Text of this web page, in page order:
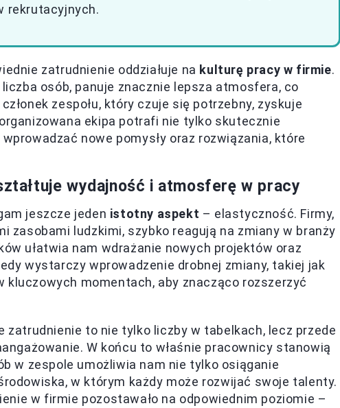
rekrutacyjnych.
zatrudnienie oddziałuje na kulturę pracy w firmie.
osób, panuje znacznie lepsza atmosfera, co
zespołu, który czuje się potrzebny, zyskuje
ekipa potrafi nie tylko skutecznie
nowe pomysły oraz rozwiązania, które
wydajność i atmosferę w pracy
jeszcze jeden istotny aspekt – elastyczność. Firmy,
ludzkimi, szybko reagują na zmiany w branży
ułatwia nam wdrażanie nowych projektów oraz
wystarczy wprowadzenie drobnej zmiany, takiej jak
kluczowych momentach, aby znacząco rozszerzyć
zatrudnienie to nie tylko liczby w tabelkach, lecz przede
W końcu to właśnie pracownicy stanowią
w zespole umożliwia nam nie tylko osiąganie
w którym każdy może rozwijać swoje talenty.
w firmie pozostawało na odpowiednim poziomie –